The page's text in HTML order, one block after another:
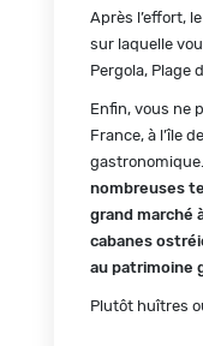
Après l’effort,
sur laquelle
Pergola, Plage
Enfin, vous ne
France, à l’île
gastronomique.
nombreuses
grand marché
cabanes
au patrimoine
Plutôt huîtres